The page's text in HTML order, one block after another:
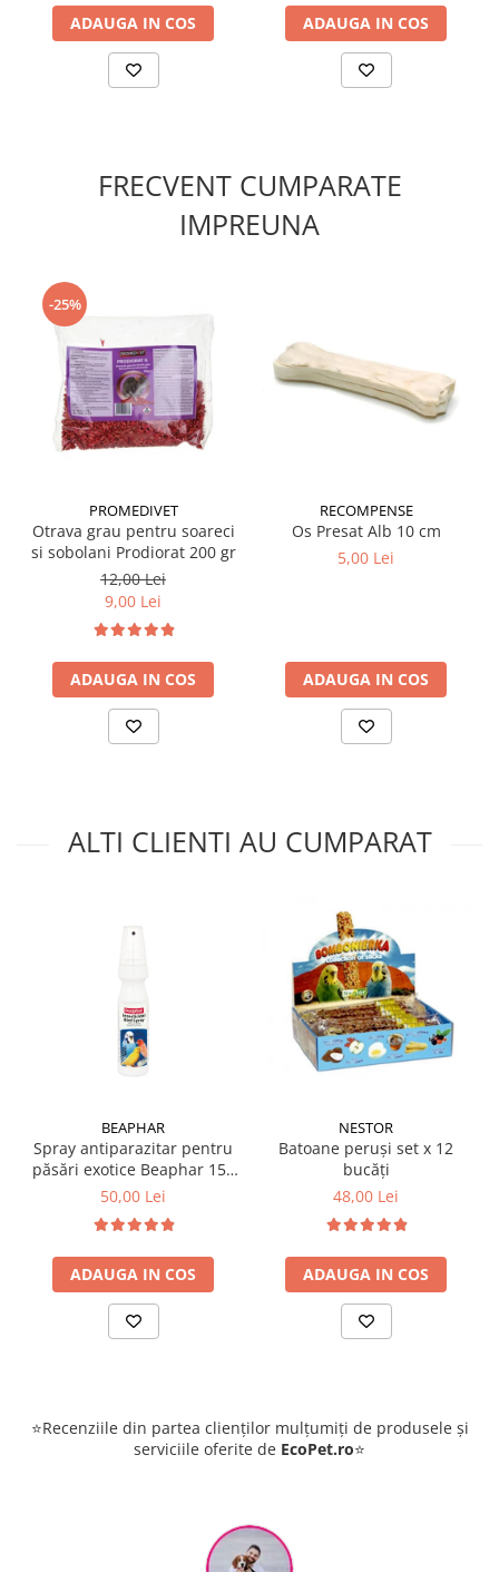
ADAUGA IN COS ADAUGA IN COS
FRECVENT CUMPARATE
IMPREUNA
-25%
PROMEDIVET
Otrava grau pentru soareci
si sobolani Prodiorat 200 gr
12,00 Lei
9,00 Lei
ADAUGA IN COS
RECOMPENSE
Os Presat Alb 10 cm
5,00 Lei
ADAUGA IN COS
ALTI CLIENTI AU CUMPARAT
BEAPHAR
Spray antiparazitar pentru
păsări exotice Beaphar 150
ml
50,00 Lei
ADAUGA IN COS
NESTOR
Batoane peruși set x 12
bucăți
48,00 Lei
ADAUGA IN COS
⭐Recenziile din partea clienților mulțumiți de produsele și
serviciile oferite de EcoPet.ro⭐